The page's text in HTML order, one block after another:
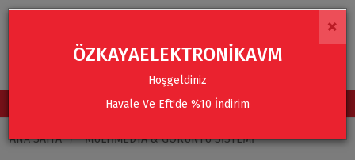
TÜM KATEGORİLER
ANA SAYFA MULTIMEDYA & GÖRÜNTÜ SISTEMI
×
ÖZKAYAELEKTRONİKAVM
Hoşgeldiniz
Havale Ve Eft'de %10 İndirim